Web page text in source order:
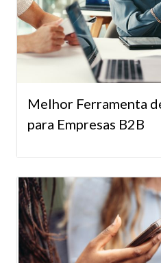
Melhor Ferramenta
para Empresas B2B